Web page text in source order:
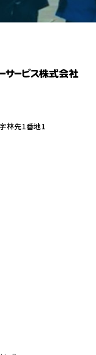
林先1番地1